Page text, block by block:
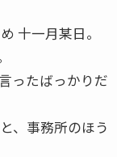
十一月某日。
ったばっかりだ
、事務所のほう